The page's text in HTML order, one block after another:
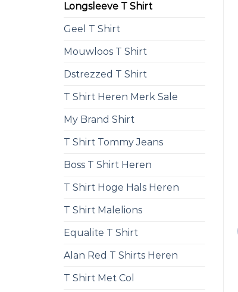
Longsleeve T Shirt
Geel T Shirt
Mouwloos T Shirt
Dstrezzed T Shirt
T Shirt Heren Merk Sale
My Brand Shirt
T Shirt Tommy Jeans
Boss T Shirt Heren
T Shirt Hoge Hals Heren
T Shirt Malelions
Equalite T Shirt
Alan Red T Shirts Heren
T Shirt Met Col